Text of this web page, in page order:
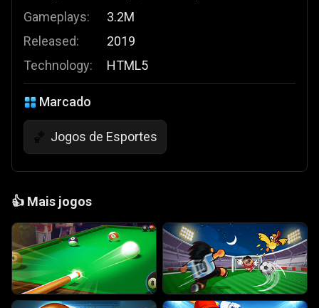
Gameplays:
Released:
Technology:
3.2M
2019
HTML5
Marcado
🏀 Jogos de Esportes
👍 Mais jogos